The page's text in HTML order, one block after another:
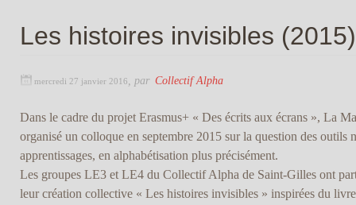
Les histoires invisibles (2015)
mercredi 27 janvier 2016 par Collectif Alpha
Dans le cadre du projet Erasmus+ « Des écrits aux écrans », La
organisé un colloque en septembre 2015 sur la question des outils
apprentissages, en alphabétisation plus précisément.
Les groupes LE3 et LE4 du Collectif Alpha de Saint-Gilles ont
leur création collective « Les histoires invisibles » inspirées du